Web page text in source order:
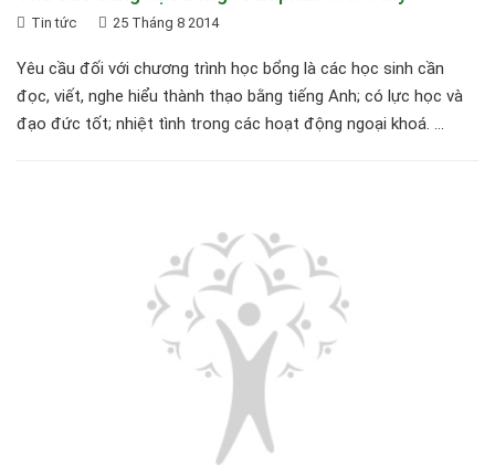
Tin tức 25 Tháng 8 2014
Yêu cầu đối với chương trình học bổng là các học sinh cần
đọc, viết, nghe hiểu thành thạo bằng tiếng Anh; có lực học và
đạo đức tốt; nhiệt tình trong các hoạt động ngoại khoá. ...